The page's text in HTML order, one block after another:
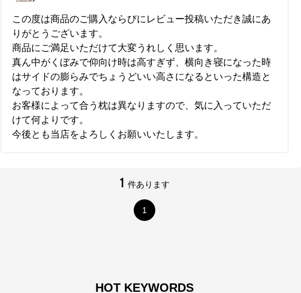
この度は商品のご購入ならびにレビュー投稿いただき誠にあ
りがとうございます。
商品にご満足いただけて大変うれしく思います。
真ん中がくぼみで仰向け時は高すぎず、横向き寝になった時
はサイドの膨らみでちょうどいい高さになるといった構造と
なっております。
お客様によって合う枕は異なりますので、気に入っていただ
けて何よりです。
今後とも当店をよろしくお願いいたします。
1 件あります
1
HOT KEYWORDS